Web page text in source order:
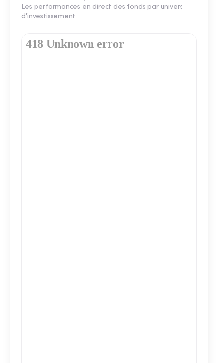
Les performances en direct des fonds par univers
d'investissement